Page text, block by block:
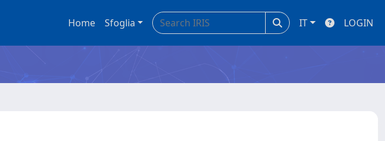
Home Sfoglia IT LOGIN